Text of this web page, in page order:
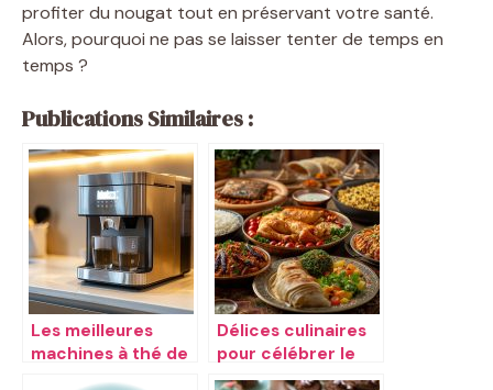
profiter du nougat tout en préservant votre santé.
Alors, pourquoi ne pas se laisser tenter de temps en
temps ?
Publications Similaires :
Les meilleures
machines à thé de
Délices culinaires
pour célébrer le
Ramadan